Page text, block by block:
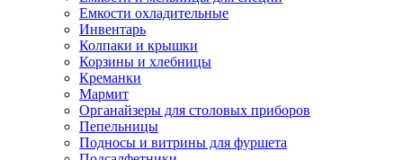
Емкости охладительные
Инвентарь
Колпаки и крышки
Корзины и хлебницы
Креманки
Мармит
Органайзеры для столовых приборов
Пепельницы
Подносы и витрины для фуршета